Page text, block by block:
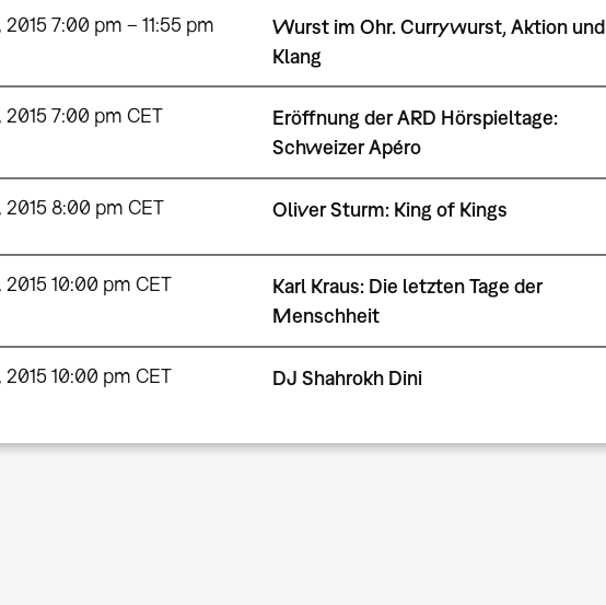
7:00 pm – 11:55 pm
Wurst im Ohr. Currywurst, Aktion und
Klang
7:00 pm CET
Eröffnung der ARD Hörspieltage:
Schweizer Apéro
2015 8:00 pm CET Oliver Sturm: King of Kings
10:00 pm CET
Karl Kraus: Die letzten Tage der
Menschheit
10:00 pm CET DJ Shahrokh Dini